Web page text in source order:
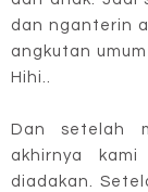
dan nganterin
angkutan
Hihi..
Dan setelah
akhirnya
diadakan.